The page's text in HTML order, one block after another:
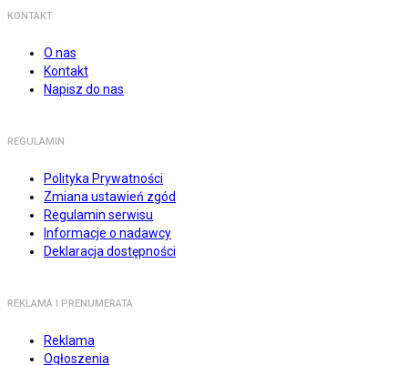
KONTAKT
O nas
Kontakt
Napisz do nas
REGULAMIN
Polityka Prywatności
Zmiana ustawień zgód
Regulamin serwisu
Informacje o nadawcy
Deklaracja dostępności
REKLAMA I PRENUMERATA
Reklama
Ogłoszenia